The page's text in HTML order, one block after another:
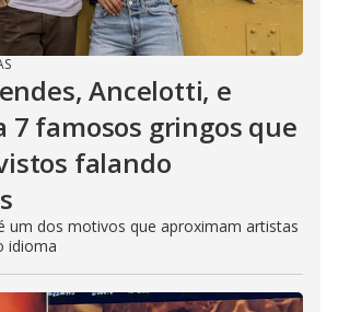
Ancelotti, e
7 famosos gringos que
falando
um dos motivos que aproximam artistas
idioma